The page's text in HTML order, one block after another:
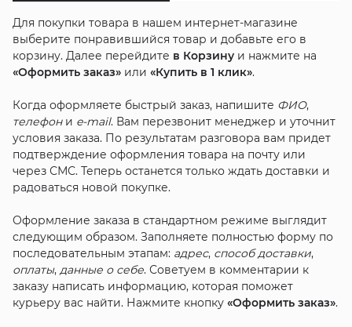
Для покупки товара в нашем интернет-магазине
выберите понравившийся товар и добавьте его в
корзину. Далее перейдите в Корзинуи нажмите на
«Оформить заказ»или «Купить в 1 клик».
Когда оформляете быстрый заказ, напишите ФИО,
телефони e-mail. Вам перезвонит менеджер и уточнит
условия заказа. По результатам разговора вам придет
подтверждение оформления товара на почту или
через СМС. Теперь останется только ждать доставки и
радоваться новой покупке.
Оформление заказа в стандартном режиме выглядит
следующим образом. Заполняете полностью форму по
последовательным этапам: адрес, способ доставки,
оплаты, данные о себе. Советуем в комментарии к
заказу написать информацию, которая поможет
курьеру вас найти. Нажмите кнопку «Оформить заказ».